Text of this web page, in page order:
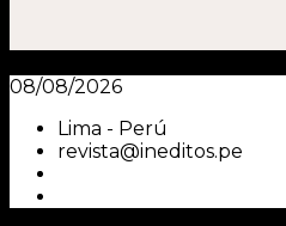
08/08/2026
Lima - Perú
revista@ineditos.pe